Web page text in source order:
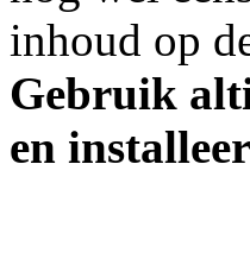
inhoud op
Gebruik
en